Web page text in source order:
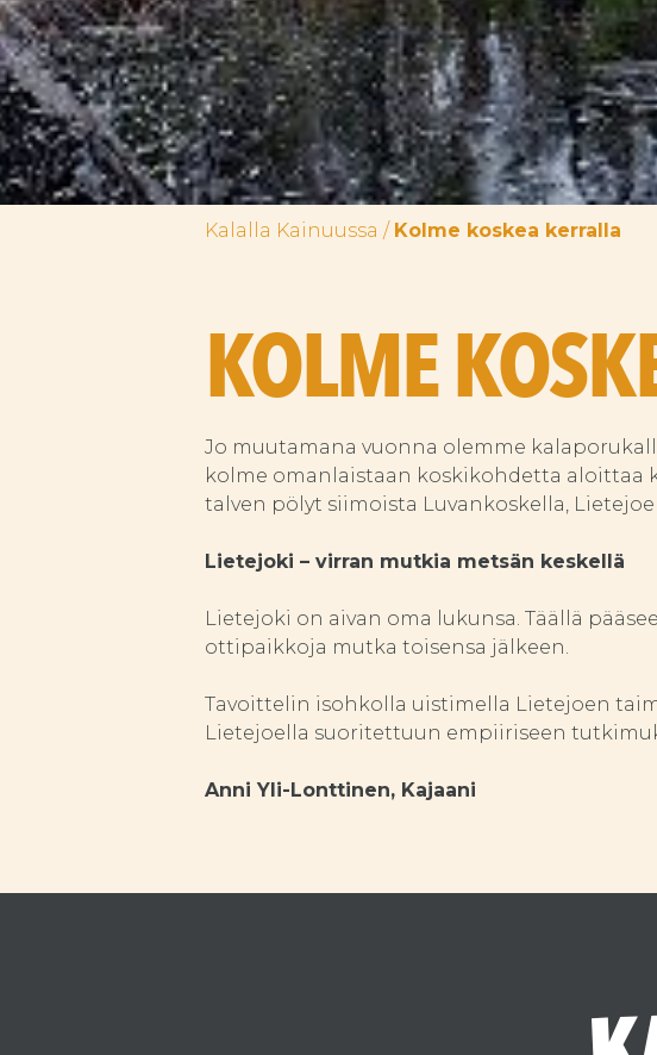
Kalalla Kainuussa / Kolme koskea kerralla
KOLME
Jo muutamana vuonna olemme
kolme omanlaistaan koskikohdetta aloittaa
talven pölyt siimoista Luvankoskella,
Lietejoki – virran mutkia metsän keskellä
Lietejoki on aivan oma lukunsa. Täällä
ottipaikkoja mutka toisensa jälkeen.
Tavoittelin isohkolla uistimella Lietejoen
Lietejoella suoritettuun empiiriseen
Anni Yli-Lonttinen, Kajaani